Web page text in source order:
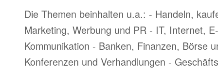
Die Themen beinhalten u.a.: - Handeln,
Marketing, Werbung und PR - IT, Internet,
Kommunikation - Banken, Finanzen, Börse
Konferenzen und Verhandlungen -